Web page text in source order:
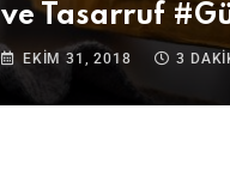
ve Tasarruf
EKIM 31, 2018 3